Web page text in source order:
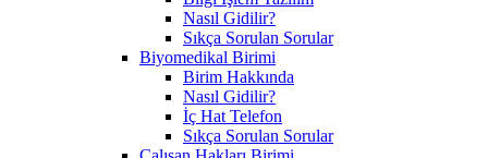
Nasıl Gidilir?
Sıkça Sorulan Sorular
Biyomedikal Birimi
Birim Hakkında
Nasıl Gidilir?
İç Hat Telefon
Sıkça Sorulan Sorular